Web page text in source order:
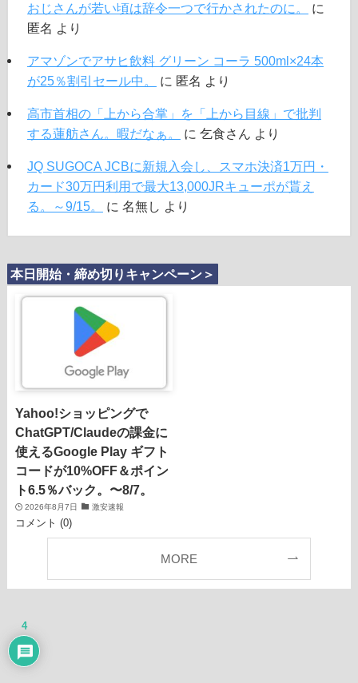
おじさんが若い頃は辞令一つで行かされたのに。
に
匿名 より
アマゾンでアサヒ飲料 グリーン コーラ 500ml×24本
が25％割引セール中。
に 匿名 より
高市首相の「上から合掌」を「上から目線」で批判
する蓮舫さん。暇だなぁ。
に 乞食さん より
JQ SUGOCA JCBに新規入会し、スマホ決済1万円・
カード30万円利用で最大13,000JRキューポが貰え
る。～9/15。
に 名無し より
本日開始・締め切りキャンペーン＞
Yahoo!ショッピングで
ChatGPT/Claudeの課金に
使えるGoogle Play ギフト
コードが10%OFF＆ポイン
ト6.5％バック。〜8/7。
2026年8月7日 激安速報
コメント (0)
MORE
4